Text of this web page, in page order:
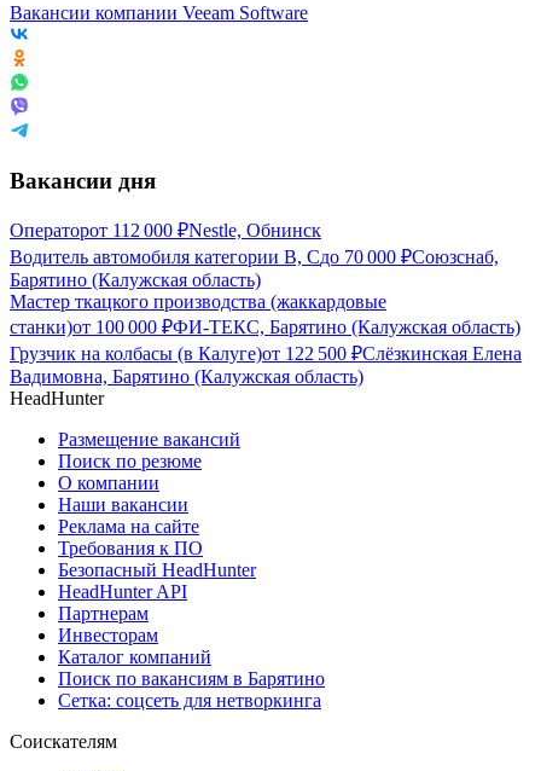
Вакансии компании Veeam Software
Вакансии дня
Операторот 112 000 ₽Nestle, Обнинск
Водитель автомобиля категории В, Сдо 70 000 ₽Союзснаб,
Барятино (Калужская область)
Мастер ткацкого производства (жаккардовые
станки)от 100 000 ₽ФИ-ТЕКС, Барятино (Калужская область)
Грузчик на колбасы (в Калуге)от 122 500 ₽Слёзкинская Елена
Вадимовна, Барятино (Калужская область)
HeadHunter
Размещение вакансий
Поиск по резюме
О компании
Наши вакансии
Реклама на сайте
Требования к ПО
Безопасный HeadHunter
HeadHunter API
Партнерам
Инвесторам
Каталог компаний
Поиск по вакансиям в Барятино
Сетка: соцсеть для нетворкинга
Соискателям